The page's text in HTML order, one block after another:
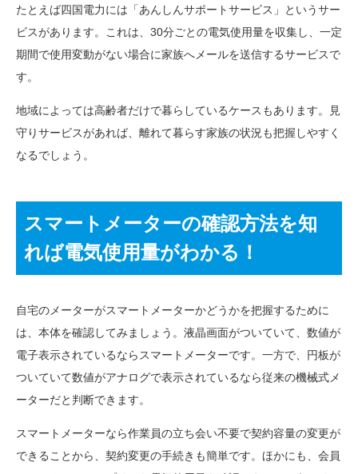
たとえば四国電力には「あんしんサポートサービス」というサー
ビスがあります。これは、30分ごとの電気使用量を収集し、一定
期間で使用変動がない場合に家族へメールを送信するサービスで
す。
地域によっては高齢者だけで暮らしているケースもあります。見
守りサービスがあれば、離れて暮らす家族の状況も把握しやすく
なるでしょう。
スマートメーターの確認方法を知
れば電気使用量がわかる！
自宅のメーターがスマートメーターかどうかを把握するために
は、本体を確認してみましょう。液晶画面がついていて、数値が
電子表示されているならスマートメーターです。一方で、円板が
ついていて数値がアナログで表示されているなら従来の機械式メ
ーターだと判断できます。
スマートメーターなら作業員の立ち会い不要で契約容量の変更が
できることから、契約変更の手続きも簡単です。ほかにも、会員